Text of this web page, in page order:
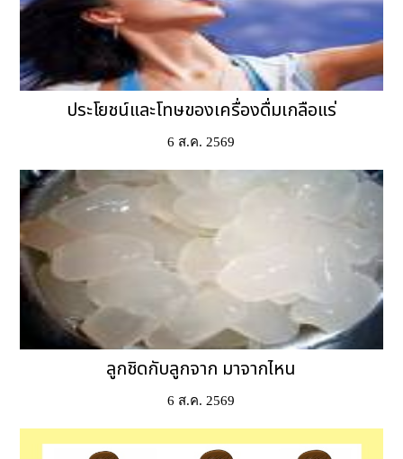
ประโยชน์และโทษของเครื่องดื่มเกลือแร่
6 ส.ค. 2569
ลูกชิดกับลูกจาก มาจากไหน
6 ส.ค. 2569